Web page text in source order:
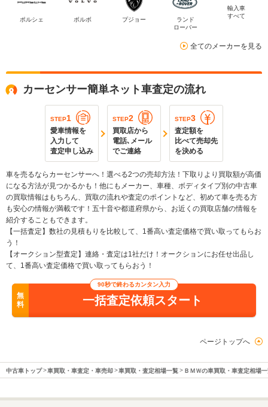
ポルシェ ボルボ プジョー
ランド
ローバー
輸入車
すべて
全てのメーカーを見る
カーセンサー簡単ネット車査定の流れ
STEP1
愛車情報を
入力して
査定申し込み
STEP2
買取店から
電話､メール
でご連絡
STEP3
査定額を
比べて売却先
を決める
車を売るならカーセンサーへ！選べる2つの売却方法！下取りより買取額が高価
になる方法が見つかるかも！他にもメーカー、車種、ボディタイプ別の中古車
の買取情報はもちろん、買取の流れや査定のポイントなど、初めて車を売る方
も安心の情報が満載です！五十音や都道府県から、お近くの買取店舗の情報を
紹介することもできます。
【一括査定】数社の見積もりを比較して、1番高い査定価格で買い取ってもらお
う！
【オークション型査定】連絡・査定は1社だけ！オークションにお任せ出品し
て、1番高い査定価格で買い取ってもらおう！
無
料
90秒で終わるカンタン入力
一括査定依頼スタート
ページトップへ
中古車トップ 車買取・車査定・車売却 車買取・査定相場一覧 ＢＭＷの車買取・車査定相場